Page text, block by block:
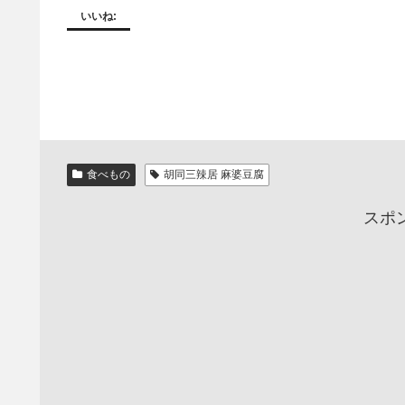
いいね:
食べもの 胡同三辣居 麻婆豆腐
スポ